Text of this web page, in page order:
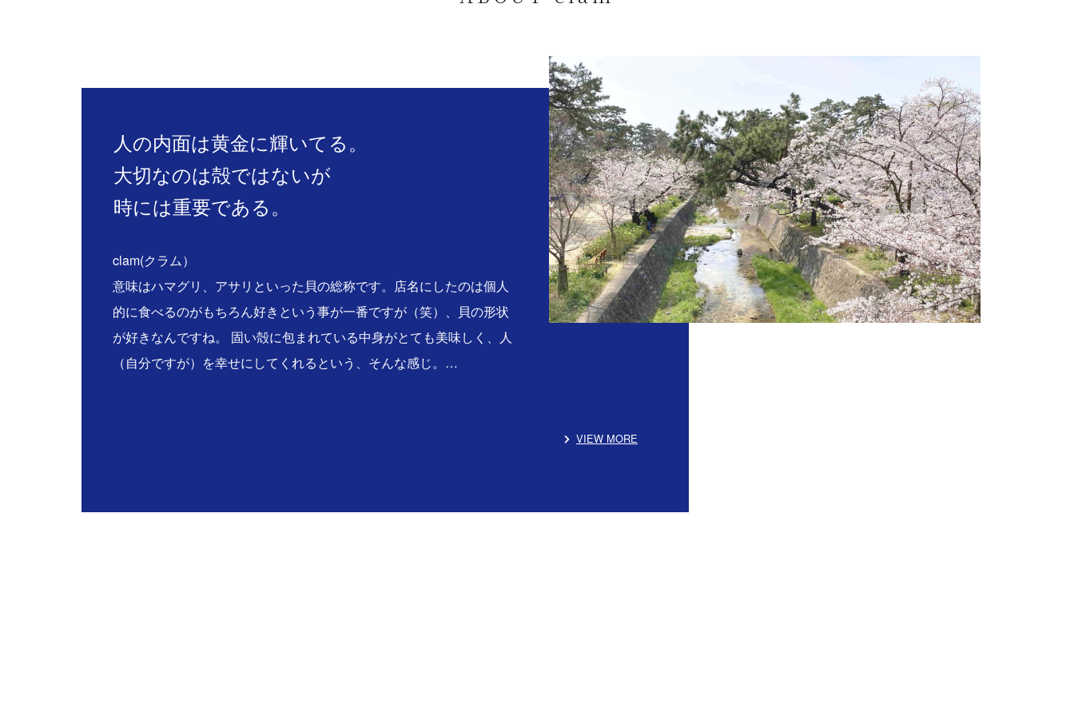
人の内面は黄金に輝いてる。
大切なのは殻ではないが
時には重要である。
clam(クラム）
意味はハマグリ、アサリといった貝の総称です。店名にしたのは個人
的に食べるのがもちろん好きという事が一番ですが（笑）、貝の形状
が好きなんですね。 固い殻に包まれている中身がとても美味しく、人
（自分ですが）を幸せにしてくれるという、そんな感じ。…
VIEW MORE